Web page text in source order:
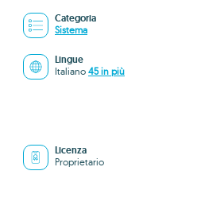
Categoria
Sistema
Lingue
Italiano 45 in più
Licenza
Proprietario